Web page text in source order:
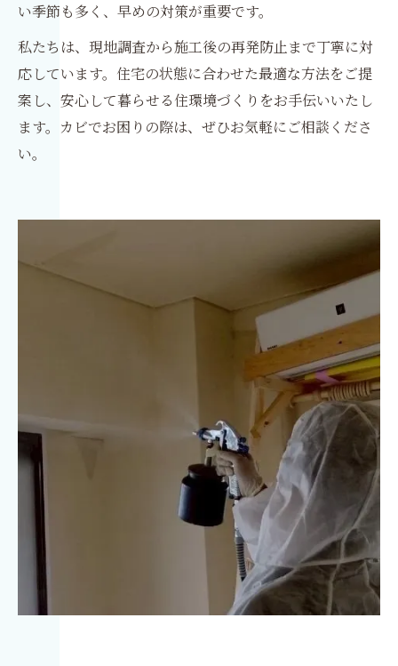
い季節も多く、早めの対策が重要です。
私たちは、現地調査から施工後の再発防止まで丁寧に対
応しています。住宅の状態に合わせた最適な方法をご提
案し、安心して暮らせる住環境づくりをお手伝いいたし
ます。カビでお困りの際は、ぜひお気軽にご相談くださ
い。